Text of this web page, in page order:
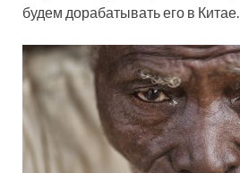
будем дорабатывать его в Китае.